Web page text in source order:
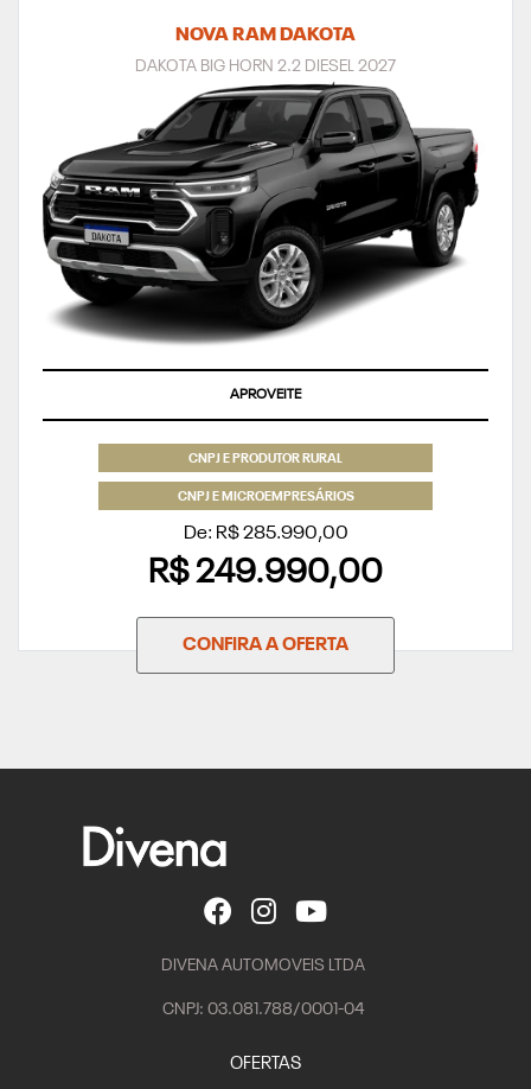
NOVA RAM DAKOTA
DAKOTA BIG HORN 2.2 DIESEL 2027
APROVEITE
CNPJ E PRODUTOR RURAL
CNPJ E MICROEMPRESÁRIOS
De: R$ 285.990,00
R$ 249.990,00
CONFIRA A OFERTA
DIVENA AUTOMOVEIS LTDA
CNPJ: 03.081.788/0001-04
OFERTAS